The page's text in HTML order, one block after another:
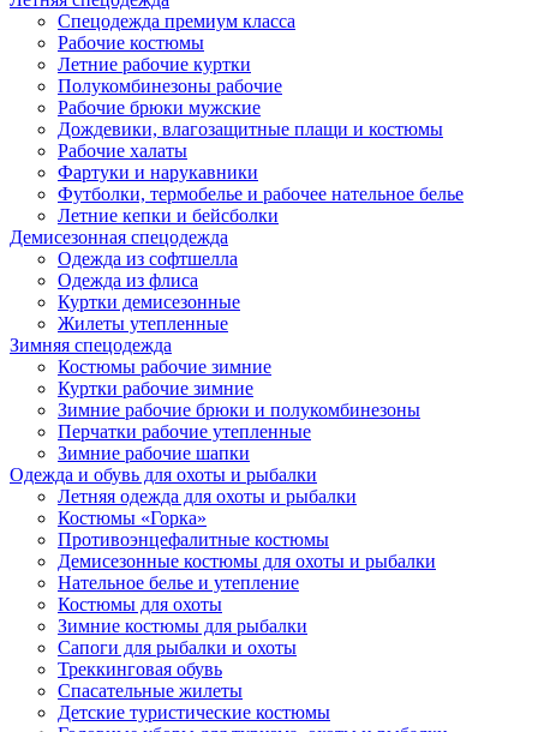
Спецодежда премиум класса
Рабочие костюмы
Летние рабочие куртки
Полукомбинезоны рабочие
Рабочие брюки мужские
Дождевики, влагозащитные плащи и костюмы
Рабочие халаты
Фартуки и нарукавники
Футболки, термобелье и рабочее нательное белье
Летние кепки и бейсболки
Демисезонная спецодежда
Одежда из софтшелла
Одежда из флиса
Куртки демисезонные
Жилеты утепленные
Зимняя спецодежда
Костюмы рабочие зимние
Куртки рабочие зимние
Зимние рабочие брюки и полукомбинезоны
Перчатки рабочие утепленные
Зимние рабочие шапки
Одежда и обувь для охоты и рыбалки
Летняя одежда для охоты и рыбалки
Костюмы «Горка»
Противоэнцефалитные костюмы
Демисезонные костюмы для охоты и рыбалки
Нательное белье и утепление
Костюмы для охоты
Зимние костюмы для рыбалки
Сапоги для рыбалки и охоты
Треккинговая обувь
Спасательные жилеты
Детские туристические костюмы